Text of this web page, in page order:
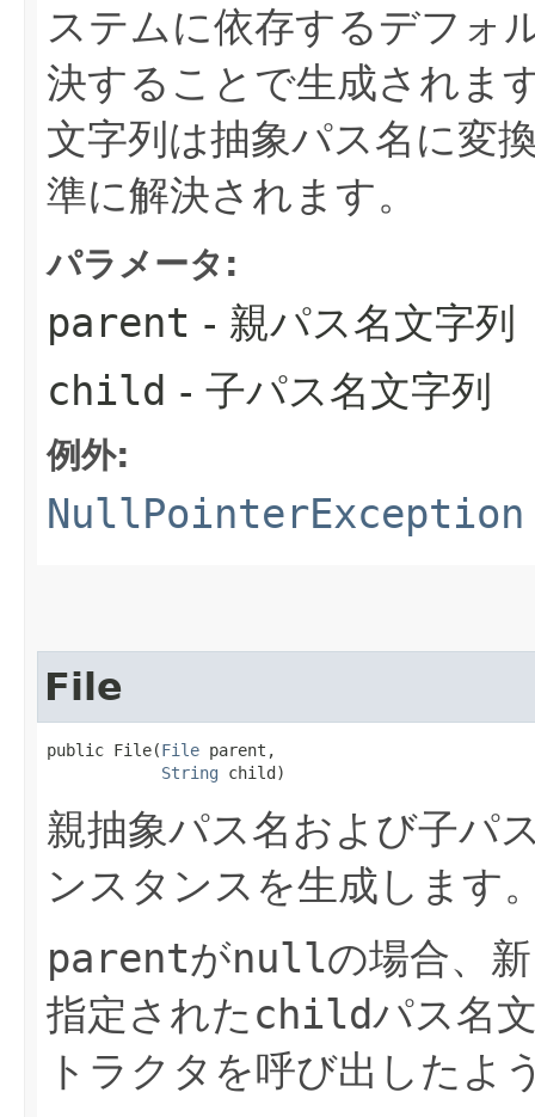
ステムに依存するデフォ
決することで生成されま
文字列は抽象パス名に変
準に解決されます。
パラメータ:
parent - 親パス名文字列
child - 子パス名文字列
例外:
NullPointerException
File
public File​(File parent,
String child)
親抽象パス名および子パ
ンスタンスを生成します
parentがnullの場合、
指定された childパス名
トラクタを呼び出したよ